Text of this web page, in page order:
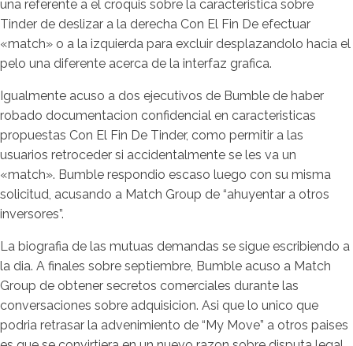
una referente a el croquis sobre la caracteristica sobre
Tinder de deslizar a la derecha Con El Fin De efectuar
«match» o a la izquierda para excluir desplazandolo hacia el
pelo una diferente acerca de la interfaz grafica.
Igualmente acuso a dos ejecutivos de Bumble de haber
robado documentacion confidencial en caracteristicas
propuestas Con El Fin De Tinder, como permitir a las
usuarios retroceder si accidentalmente se les va un
«match». Bumble respondio escaso luego con su misma
solicitud, acusando a Match Group de “ahuyentar a otros
inversores”.
La biografia de las mutuas demandas se sigue escribiendo a
la dia. A finales sobre septiembre, Bumble acuso a Match
Group de obtener secretos comerciales durante las
conversaciones sobre adquisicion. Asi que lo unico que
podria retrasar la advenimiento de “My Move” a otros paises